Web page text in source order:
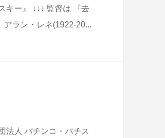
キー』 ↓↓↓ 監督は 『去
ラン・レネ(1922-20...
法人 パチンコ・パチス